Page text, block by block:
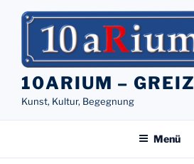
Inhalt
10ARIUM – GREIZ
Kunst, Kultur, Begegnung
Menü